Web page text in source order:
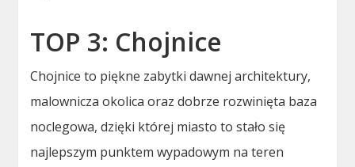
TOP 3: Chojnice
Chojnice to piękne zabytki dawnej architektury,
malownicza okolica oraz dobrze rozwinięta baza
noclegowa, dzięki której miasto to stało się
najlepszym punktem wypadowym na teren